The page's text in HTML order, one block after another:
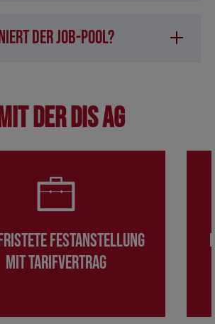
der Job-Pool?
der DIS AG
Festanstellung
mit Tarifvertrag